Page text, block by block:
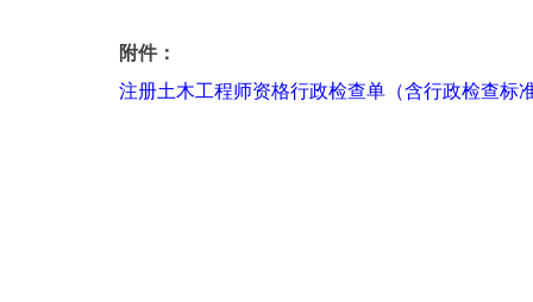
附件：
注册土木工程师资格行政检查单（含行政检查标